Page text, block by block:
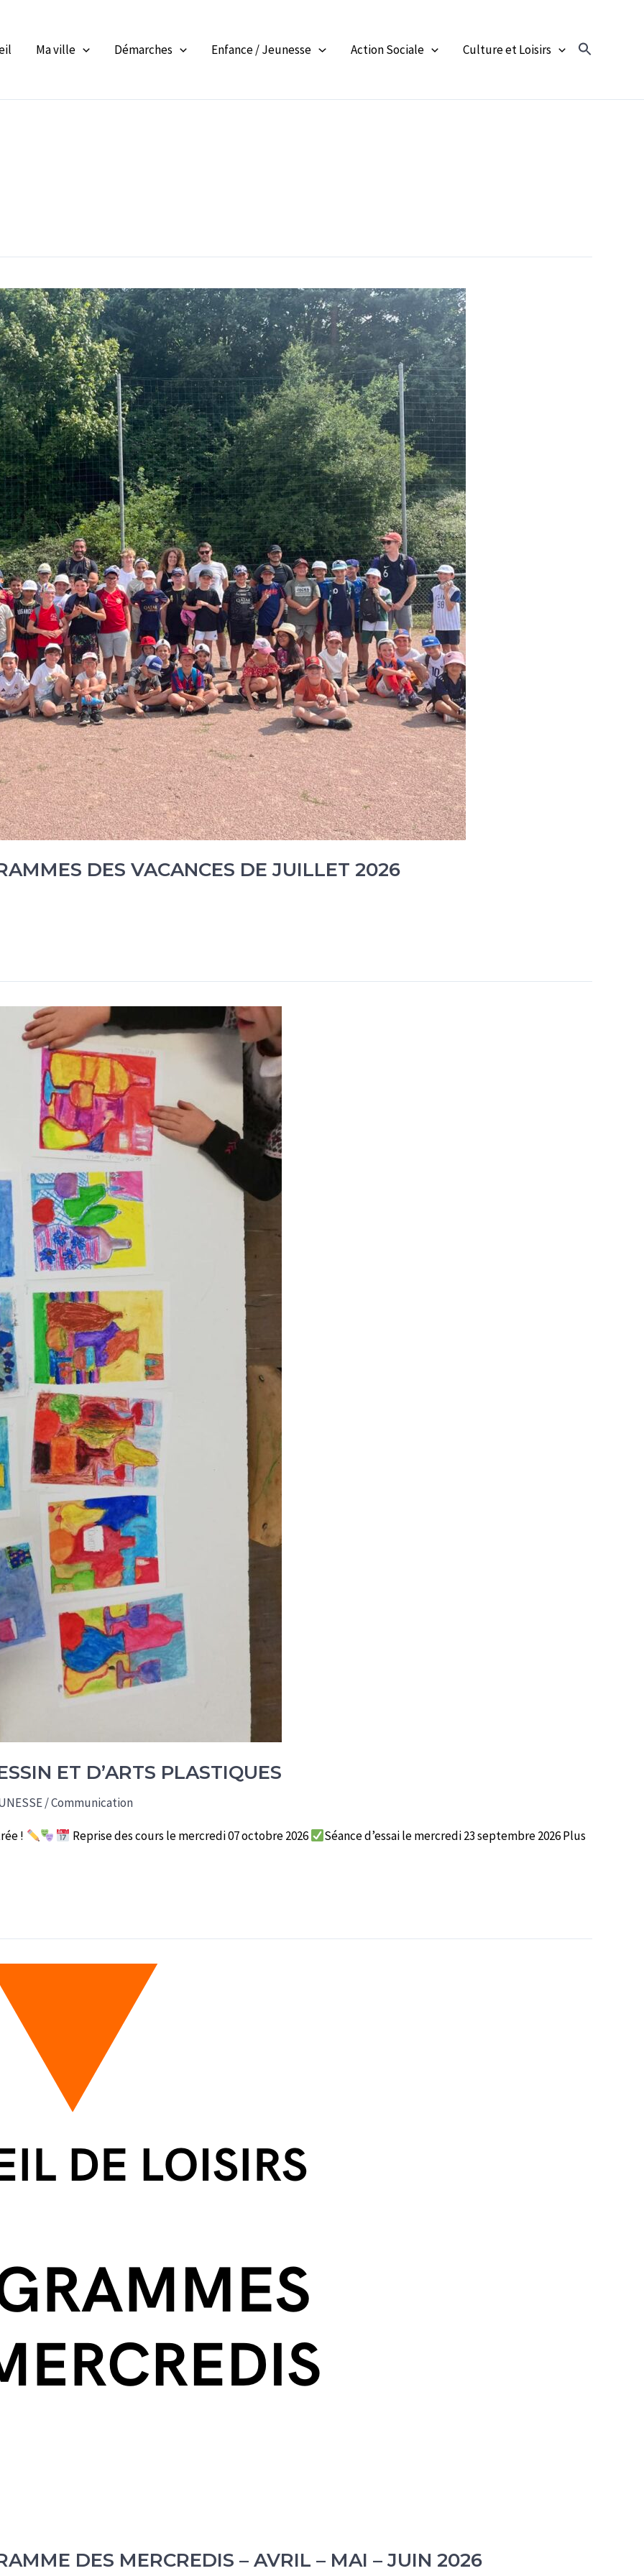
Ma ville Démarches Enfance / Jeunesse Action Sociale Culture et Loisirs
DES VACANCES DE JUILLET 2026
ET D’ARTS PLASTIQUES
/Communication
! Reprise des cours le mercredi 07 octobre 2026
Séance d’essai le mercredi 23 septembre 2026 Plus
DES MERCREDIS – AVRIL – MAI – JUIN 2026